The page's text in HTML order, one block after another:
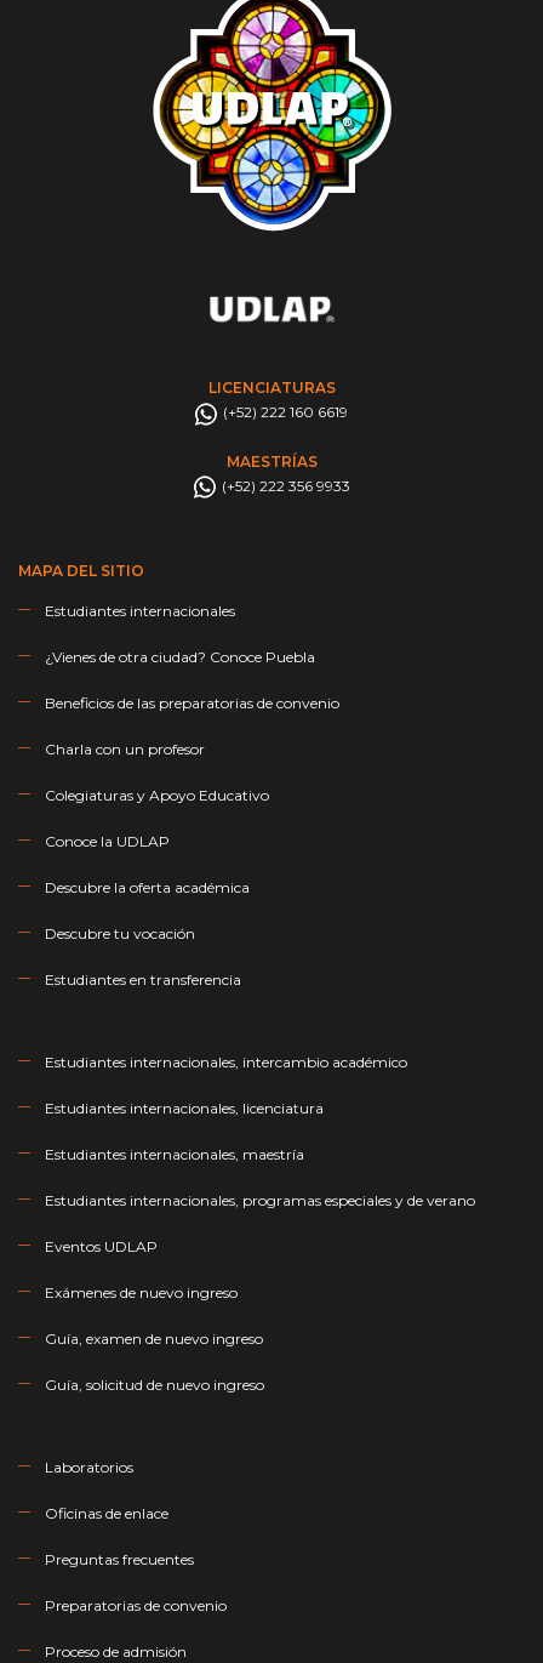
LICENCIATURAS
(+52) 222 160 6619
MAESTRÍAS
(+52) 222 356 9933
MAPA DEL SITIO
Estudiantes internacionales
¿Vienes de otra ciudad? Conoce Puebla
Beneficios de las preparatorias de convenio
Charla con un profesor
Colegiaturas y Apoyo Educativo
Conoce la UDLAP
Descubre la oferta académica
Descubre tu vocación
Estudiantes en transferencia
Estudiantes internacionales, intercambio académico
Estudiantes internacionales, licenciatura
Estudiantes internacionales, maestría
Estudiantes internacionales, programas especiales y de verano
Eventos UDLAP
Exámenes de nuevo ingreso
Guía, examen de nuevo ingreso
Guía, solicitud de nuevo ingreso
Laboratorios
Oficinas de enlace
Preguntas frecuentes
Preparatorias de convenio
Proceso de admisión